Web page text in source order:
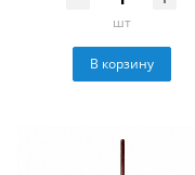
шт
В корзину